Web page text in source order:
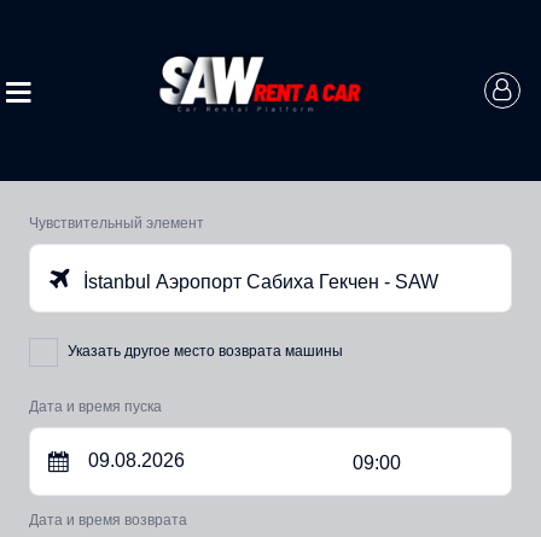
Чувствительный элемент
İstanbul Аэропорт Сабиха Гекчен - SAW
Указать другое место возврата машины
Дата и время пуска
09:00
Дата и время возврата